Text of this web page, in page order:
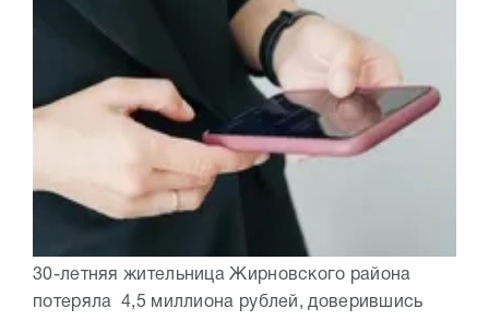
30-летняя жительница Жирновского района
потеряла 4,5 миллиона рублей, доверившись